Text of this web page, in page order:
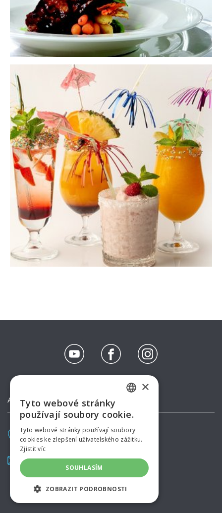
AQUAPALACE HOTEL PRAGUE
Pražská 137
Čestlice (Praha-východ)
info@aquapalacehotel.cz
www.aquapalacehotel.cz
+420 225 108 888
GERMAN
RUSSIAN
×
Tyto webové stránky
používají soubory cookie.
Tyto webové stránky používají soubory
cookies ke zlepšení uživatelského zážitku.
Zjistit víc
SOUHLASÍM
ZOBRAZIT PODROBNOSTI
NEZBYTNĚ NUTNÉ SOUBORY